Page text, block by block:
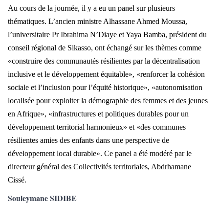
Au cours de la journée, il y a eu un panel sur plusieurs
thématiques. L’ancien ministre Alhassane Ahmed Moussa,
l’universitaire Pr Ibrahima N’Diaye et Yaya Bamba, président du
conseil régional de Sikasso, ont échangé sur les thèmes comme
«construire des communautés résilientes par la décentralisation
inclusive et le développement équitable», «renforcer la cohésion
sociale et l’inclusion pour l’équité historique», «autonomisation
localisée pour exploiter la démographie des femmes et des jeunes
en Afrique», «infrastructures et politiques durables pour un
développement territorial harmonieux» et «des communes
résilientes amies des enfants dans une perspective de
développement local durable». Ce panel a été modéré par le
directeur général des Collectivités territoriales, Abdrhamane
Cissé.
Souleymane SIDIBE